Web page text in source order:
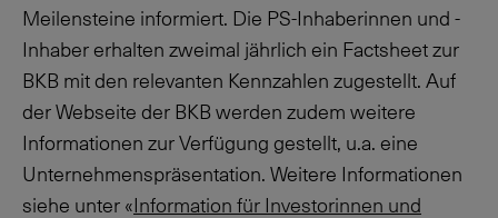
Meilensteine informiert. Die PS-Inhaberinnen und -
Inhaber erhalten zweimal jährlich ein Factsheet zur
BKB mit den relevanten Kennzahlen zugestellt. Auf
der Webseite der BKB werden zudem weitere
Informationen zur Verfügung gestellt, u.a. eine
Unternehmenspräsentation. Weitere Informationen
siehe unter «Information für Investorinnen und